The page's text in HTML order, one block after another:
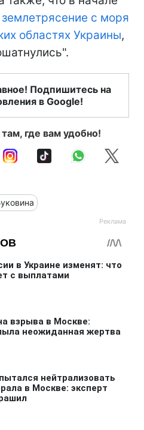
землетрясение с моря
областях Украины,
Подпишитесь на
в Google!
где вам удобно!